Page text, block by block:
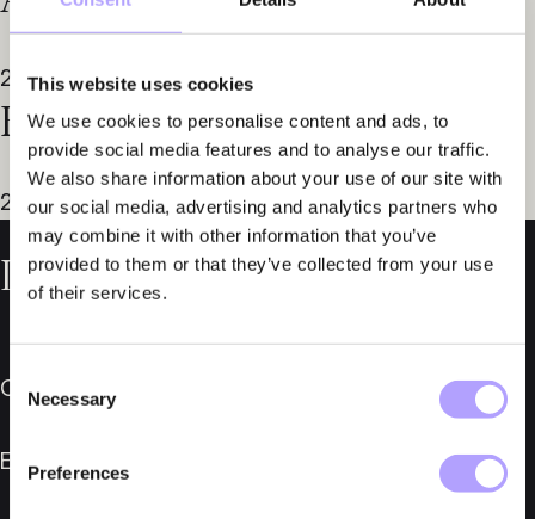
This website uses cookies
We use cookies to personalise content and ads, to
provide social media features and to analyse our traffic.
We also share information about your use of our site with
our social media, advertising and analytics partners who
may combine it with other information that you’ve
provided to them or that they’ve collected from your use
of their services.
Consent
Selection
Necessary
Preferences
Healthy place to work
2023/2024
Läs mer om oss
Om Fylgia
Expertis